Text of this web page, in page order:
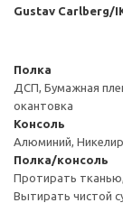
Gustav Carlberg/
Полка
ДСП, Бумажная
окантовка
Консоль
Алюминий,
Полка/консоль
Протирать
Вытирать чистой